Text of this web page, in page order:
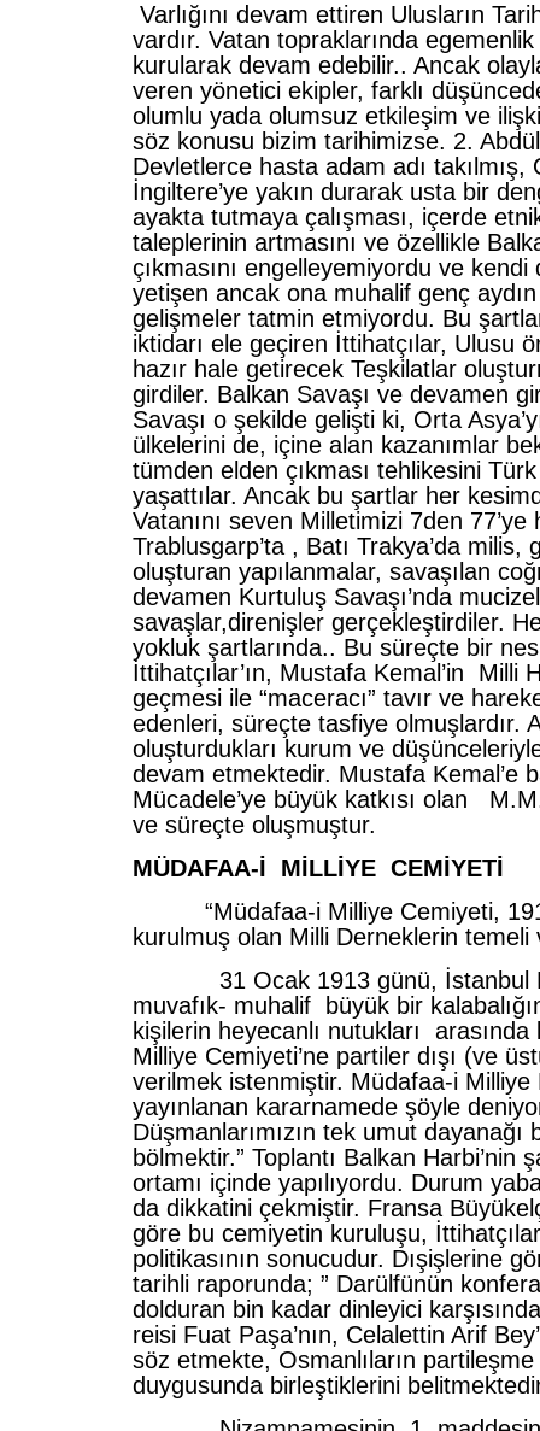
Varlığını devam ettiren Ulusların
vardır. Vatan topraklarında
kurularak devam edebilir.. Ancak
veren yönetici ekipler, farklı
olumlu yada olumsuz etkileşim ve
söz konusu bizim tarihimizse. 2.
Devletlerce hasta adam adı takılmış,
İngiltere’ye yakın durarak usta bir
ayakta tutmaya çalışması, içerde
taleplerinin artmasını ve özellikle
çıkmasını engelleyemiyordu ve kendi
yetişen ancak ona muhalif genç
gelişmeler tatmin etmiyordu. Bu
iktidarı ele geçiren İttihatçılar, Ulusu
hazır hale getirecek Teşkilatlar
girdiler. Balkan Savaşı ve devamen
Savaşı o şekilde gelişti ki, Orta
ülkelerini de, içine alan kazanımlar
tümden elden çıkması tehlikesini Türk
yaşattılar. Ancak bu şartlar her
Vatanını seven Milletimizi 7den
Trablusgarp’ta , Batı Trakya’da milis,
oluşturan yapılanmalar, savaşılan
devamen Kurtuluş Savaşı’nda
savaşlar,direnişler gerçekleştirdiler.
yokluk şartlarında.. Bu süreçte bir
İttihatçılar’ın, Mustafa Kemal’in Milli
geçmesi ile “maceracı” tavır ve
edenleri, süreçte tasfiye olmuşlardır.
oluşturdukları kurum ve
devam etmektedir. Mustafa Kemal’e
Mücadele’ye büyük katkısı olan
ve süreçte oluşmuştur.
MÜDAFAA-İ MİLLİYE CEMİYETİ
“Müdafaa-i Milliye Cemiyeti,
kurulmuş olan Milli Derneklerin temeli
31 Ocak 1913 günü, İstanbul
muvafık- muhalif büyük bir
kişilerin heyecanlı nutukları
Milliye Cemiyeti’ne partiler dışı (ve
verilmek istenmiştir. Müdafaa-i Milliye
yayınlanan kararnamede şöyle
Düşmanlarımızın tek umut dayanağı
bölmektir.” Toplantı Balkan Harbi’nin
ortamı içinde yapılıyordu. Durum
da dikkatini çekmiştir. Fransa
göre bu cemiyetin kuruluşu,
politikasının sonucudur. Dışişlerine
tarihli raporunda; ” Darülfünün
dolduran bin kadar dinleyici
reisi Fuat Paşa’nın, Celalettin Arif
söz etmekte, Osmanlıların partileşme
duygusunda birleştiklerini